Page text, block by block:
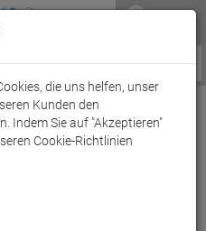
Service / Hilfe
Badeanzug Light
multi
die uns helfen, unser
Kunden den
Indem Sie auf "Akzeptieren"
Cookie-Richtlinien